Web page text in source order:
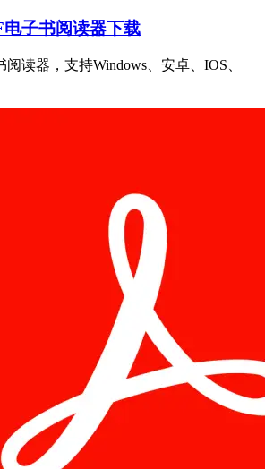
子书阅读器下载
读器，支持Windows、安卓、IOS、